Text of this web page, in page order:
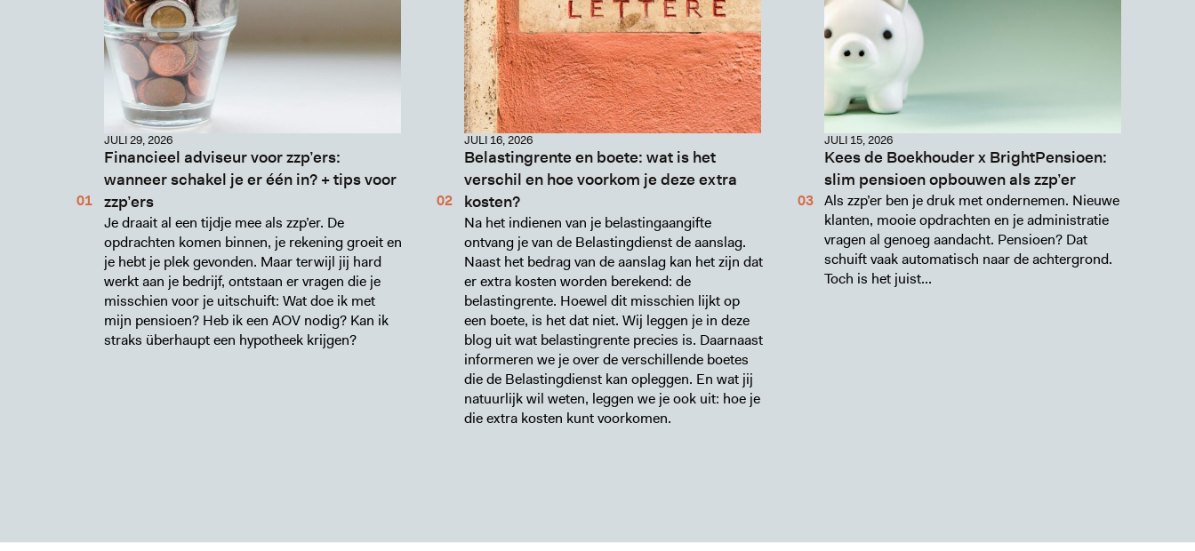
JULI 29, 2026
Financieel adviseur voor zzp’ers:
wanneer schakel je er één in? + tips voor
zzp’ers
Je draait al een tijdje mee als zzp’er. De
opdrachten komen binnen, je rekening groeit en
je hebt je plek gevonden. Maar terwijl jij hard
werkt aan je bedrijf, ontstaan er vragen die je
misschien voor je uitschuift: Wat doe ik met
mijn pensioen? Heb ik een AOV nodig? Kan ik
straks überhaupt een hypotheek krijgen?
JULI 16, 2026
Belastingrente en boete: wat is het
verschil en hoe voorkom je deze extra
kosten?
Na het indienen van je belastingaangifte
ontvang je van de Belastingdienst de aanslag.
Naast het bedrag van de aanslag kan het zijn dat
er extra kosten worden berekend: de
belastingrente. Hoewel dit misschien lijkt op
een boete, is het dat niet. Wij leggen je in deze
blog uit wat belastingrente precies is. Daarnaast
informeren we je over de verschillende boetes
die de Belastingdienst kan opleggen. En wat jij
natuurlijk wil weten, leggen we je ook uit: hoe je
die extra kosten kunt voorkomen.
JULI 15, 2026
Kees de Boekhouder x BrightPensioen:
slim pensioen opbouwen als zzp’er
Als zzp’er ben je druk met ondernemen. Nieuwe
klanten, mooie opdrachten en je administratie
vragen al genoeg aandacht. Pensioen? Dat
schuift vaak automatisch naar de achtergrond.
Toch is het juist...